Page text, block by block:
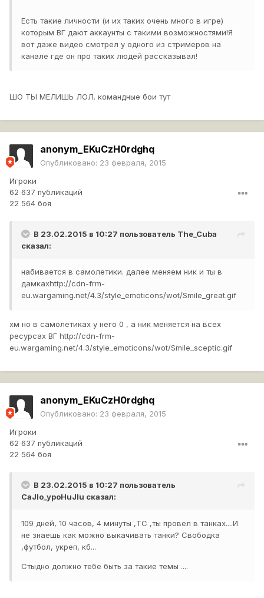
Есть такие личности (и их таких очень много в игре)
которым ВГ дают аккаунты с такими возможностями!Я
вот даже видео смотрел у одного из стримеров на
канале где он про таких людей рассказывал!
ШО ТЫ МЕЛИШЬ ЛОЛ. командные бои тут
anonym_EKuCzH0rdghq
Опубликовано: 23 февраля, 2015
Игроки
62 637 публикаций
22 564 боя
В 23.02.2015 в 10:27 пользователь The_Cuba
сказал:
набивается в самолетики. далее меняем ник и ты в
дамкахhttp://cdn-frm-
eu.wargaming.net/4.3/style_emoticons/wot/Smile_great.gif
хм но в самолетиках у него 0 , а ник меняется на всех
ресурсах ВГ http://cdn-frm-
eu.wargaming.net/4.3/style_emoticons/wot/Smile_sceptic.gif
anonym_EKuCzH0rdghq
Опубликовано: 23 февраля, 2015
Игроки
62 637 публикаций
22 564 боя
В 23.02.2015 в 10:27 пользователь
CaJlo_ypoHuJIu сказал:
109 дней, 10 часов, 4 минуты ,ТС ,ты провел в танках....И
не знаешь как можно выкачивать танки? Свободка
,футбол, укреп, кб...
Стыдно должно тебе быть за такие темы ....